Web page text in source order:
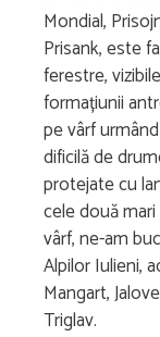
Mondial,
Prisank, este
ferestre,
formațiunii
pe vârf
dificilă de
protejate cu
cele două
vârf, ne-am
Alpilor Iulieni,
Mangart,
Triglav.